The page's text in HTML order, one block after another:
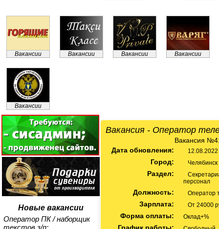
Вакансии Вакансии Вакансии Вакансии
Вакансии
Новые вакансии
Оператор ПК / наборщик
текстов з/п:
Вакансия - Оператор
Вакансия
Дата обновления:
12.08.2022
Город: Челябинск
Раздел:
персонал
Должность: Оператор
Зарплата: От 24000
Форма оплаты: Оклад+%